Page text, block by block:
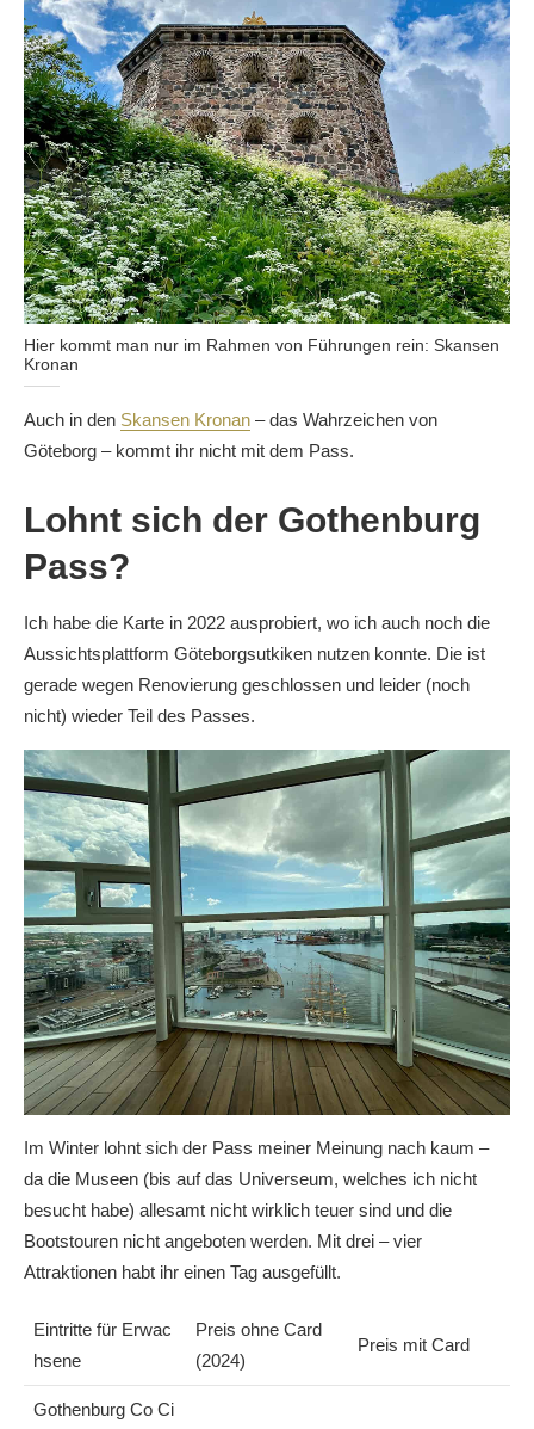
Hier kommt man nur im Rahmen von Führungen rein: Skansen
Kronan
Auch in den Skansen Kronan – das Wahrzeichen von
Göteborg – kommt ihr nicht mit dem Pass.
Lohnt sich der Gothenburg
Pass?
Ich habe die Karte in 2022 ausprobiert, wo ich auch noch die
Aussichtsplattform Göteborgsutkiken nutzen konnte. Die ist
gerade wegen Renovierung geschlossen und leider (noch
nicht) wieder Teil des Passes.
Im Winter lohnt sich der Pass meiner Meinung nach kaum –
da die Museen (bis auf das Universeum, welches ich nicht
besucht habe) allesamt nicht wirklich teuer sind und die
Bootstouren nicht angeboten werden. Mit drei – vier
Attraktionen habt ihr einen Tag ausgefüllt.
Eintritte für Erwac
hsene
Preis ohne Card
(2024)
Preis mit Card
Gothenburg Co Ci